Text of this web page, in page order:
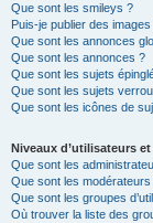
Que sont les smileys ?
Puis-je publier des images
Que sont les annonces
Que sont les annonces ?
Que sont les sujets
Que sont les sujets
Que sont les icônes de
Niveaux d’utilisateurs
Que sont les
Que sont les modérateurs
Que sont les groupes
Où trouver la liste des